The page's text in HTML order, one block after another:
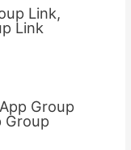
Link,
Link
Group
Group